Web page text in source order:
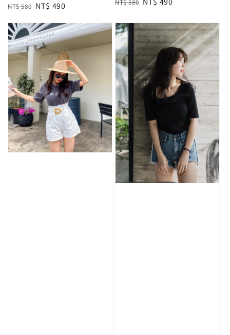
Regular
NT$ 580 Sale
NT$ 490 NT$ 580